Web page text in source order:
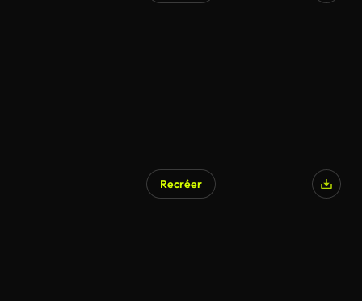
Recréer